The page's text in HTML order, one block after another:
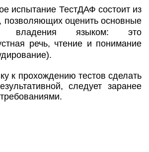
испытание ТестДАФ состоит из
позволяющих оценить основные
владения языком: это
речь, чтение и понимание
к прохождению тестов сделать
следует заранее